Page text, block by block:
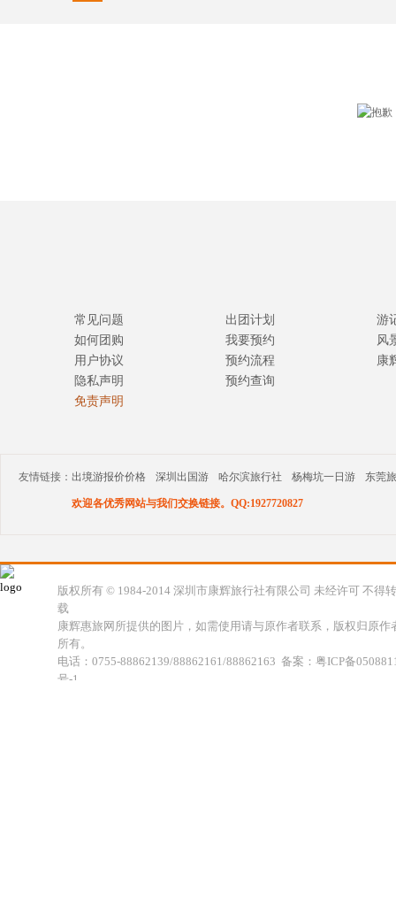
常见问题
如何团购
用户协议
隐私声明
免责声明
出团计划
我要预约
预约流程
预约查询
游
风
康
友情链接： 出境游报价价格 深圳出国游 哈尔滨旅行社 杨梅坑一日游 东莞
欢迎各优秀网站与我们交换链接。QQ:1927720827
版权所有 © 1984-2014 深圳市康辉旅行社有限公司 未经许可 不得转
载
康辉惠旅网所提供的图片，如需使用请与原作者联系，版权归原作
所有。
电话：0755-88862139/88862161/88862163 备案：粤ICP备
号-1